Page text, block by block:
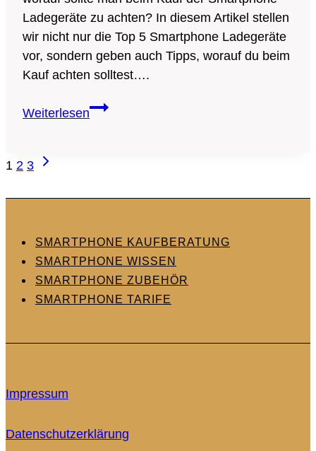
Ladegeräte zu achten? In diesem Artikel stellen
wir nicht nur die Top 5 Smartphone Ladegeräte
vor, sondern geben auch Tipps, worauf du beim
Kauf achten solltest….
WeiterlesenDie
2024
Schnell,
Effizient
und
Zuverlässig
Seitennavigation
1 2 3
Nächste
SMARTPHONE KAUFBERATUNG
SMARTPHONE WISSEN
SMARTPHONE ZUBEHÖR
SMARTPHONE TARIFE
Impressum
Datenschutzerklärung